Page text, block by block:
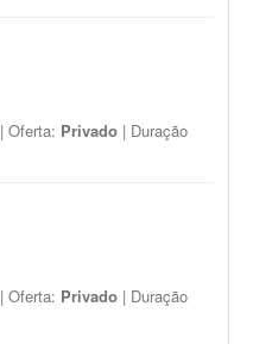
| Oferta: Privado | Duração
| Oferta: Privado | Duração